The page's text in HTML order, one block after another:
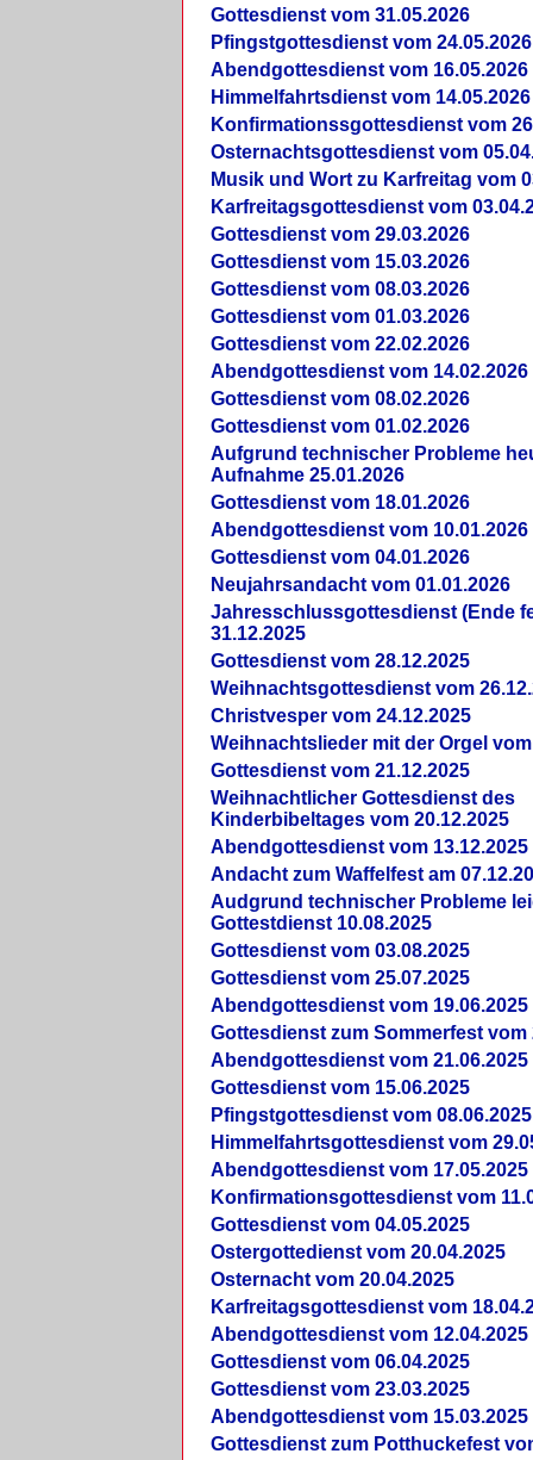
Gottesdienst vom 31.05.2026
Pfingstgottesdienst vom 24.05.2026
Abendgottesdienst vom 16.05.2026
Himmelfahrtsdienst vom 14.05.2026
Konfirmationssgottesdienst vom
Osternachtsgottesdienst vom
Musik und Wort zu Karfreitag vom
Karfreitagsgottesdienst vom
Gottesdienst vom 29.03.2026
Gottesdienst vom 15.03.2026
Gottesdienst vom 08.03.2026
Gottesdienst vom 01.03.2026
Gottesdienst vom 22.02.2026
Abendgottesdienst vom 14.02.2026
Gottesdienst vom 08.02.2026
Gottesdienst vom 01.02.2026
Aufgrund technischer Probleme
Aufnahme 25.01.2026
Gottesdienst vom 18.01.2026
Abendgottesdienst vom 10.01.2026
Gottesdienst vom 04.01.2026
Neujahrsandacht vom 01.01.2026
Jahresschlussgottesdienst (Ende
31.12.2025
Gottesdienst vom 28.12.2025
Weihnachtsgottesdienst vom
Christvesper vom 24.12.2025
Weihnachtslieder mit der Orgel vom
Gottesdienst vom 21.12.2025
Weihnachtlicher Gottesdienst des
Kinderbibeltages vom 20.12.2025
Abendgottesdienst vom 13.12.2025
Andacht zum Waffelfest am
Audgrund technischer Probleme
Gottestdienst 10.08.2025
Gottesdienst vom 03.08.2025
Gottesdienst vom 25.07.2025
Abendgottesdienst vom 19.06.2025
Gottesdienst zum Sommerfest vom
Abendgottesdienst vom 21.06.2025
Gottesdienst vom 15.06.2025
Pfingstgottesdienst vom 08.06.2025
Himmelfahrtsgottesdienst vom
Abendgottesdienst vom 17.05.2025
Konfirmationsgottesdienst vom
Gottesdienst vom 04.05.2025
Ostergottedienst vom 20.04.2025
Osternacht vom 20.04.2025
Karfreitagsgottesdienst vom
Abendgottesdienst vom 12.04.2025
Gottesdienst vom 06.04.2025
Gottesdienst vom 23.03.2025
Abendgottesdienst vom 15.03.2025
Gottesdienst zum Potthuckefest